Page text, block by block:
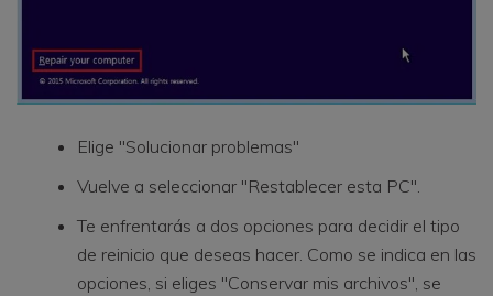
Elige "Solucionar problemas"
Vuelve a seleccionar "Restablecer esta PC".
Te enfrentarás a dos opciones para decidir el tipo
de reinicio que deseas hacer. Como se indica en las
opciones, si eliges "Conservar mis archivos", se